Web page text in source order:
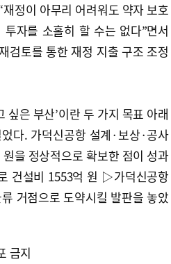
정이 아무리 어려워도 약자 보호
자를 소홀히 할 수는 없다”면서
검토를 통한 재정 지출 구조 조정
싶은 부산’이란 두 가지 목표 아래
다. 가덕신공항 설계·보상·공사
을 정상적으로 확보한 점이 성과
건설비 1553억 원 ▷가덕신공항
거점으로 도약시킬 발판을 놓았
금지